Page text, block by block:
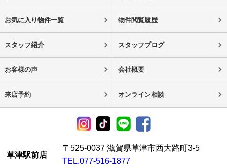
お気に入り物件一覧 物件閲覧履歴
スタッフ紹介 スタッフブログ
お客様の声 会社概要
来店予約 オンライン相談
草津駅前店
〒525-0037 滋賀県草津市西大路町3-5
TEL.077-516-1877